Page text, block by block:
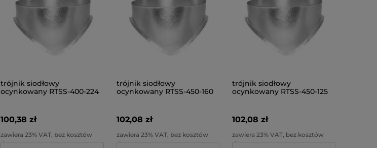
trójnik siodłowy
ocynkowany RTSS-400-224
100,38 zł
zawiera 23% VAT, bez kosztów
dostawy
trójnik siodłowy
ocynkowany RTSS-450-160
102,08 zł
zawiera 23% VAT, bez kosztów
dostawy
trójnik siodłowy
ocynkowany RTSS-450-125
102,08 zł
zawiera 23% VAT, bez kosztów
dostawy